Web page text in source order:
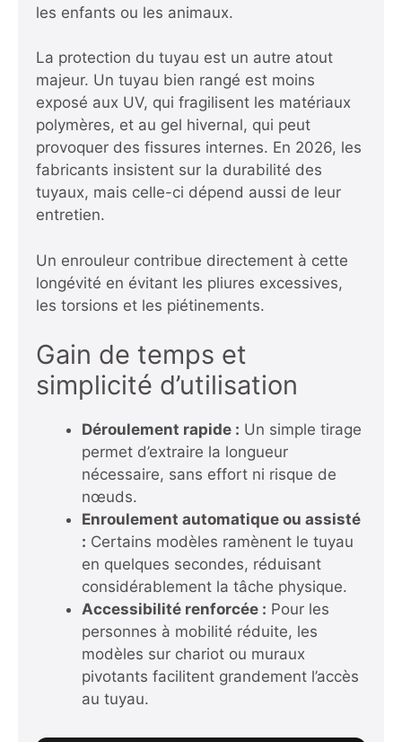
les enfants ou les animaux.
La protection du tuyau est un autre atout
majeur. Un tuyau bien rangé est moins
exposé aux UV, qui fragilisent les matériaux
polymères, et au gel hivernal, qui peut
provoquer des fissures internes. En 2026, les
fabricants insistent sur la durabilité des
tuyaux, mais celle-ci dépend aussi de leur
entretien.
Un enrouleur contribue directement à cette
longévité en évitant les pliures excessives,
les torsions et les piétinements.
Gain de temps et
simplicité d’utilisation
Déroulement rapide : Un simple tirage
permet d’extraire la longueur
nécessaire, sans effort ni risque de
nœuds.
Enroulement automatique ou assisté
: Certains modèles ramènent le tuyau
en quelques secondes, réduisant
considérablement la tâche physique.
Accessibilité renforcée : Pour les
personnes à mobilité réduite, les
modèles sur chariot ou muraux
pivotants facilitent grandement l’accès
au tuyau.